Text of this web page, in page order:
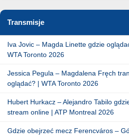
Transmisje
Iva Jovic – Magda Linette gdzie
WTA Toronto 2026
Jessica Pegula – Magdalena Fręch
oglądać? | WTA Toronto 2026
Hubert Hurkacz – Alejandro Tabilo
stream online | ATP Montreal 2026
Gdzie obejrzeć mecz Ferencváros –